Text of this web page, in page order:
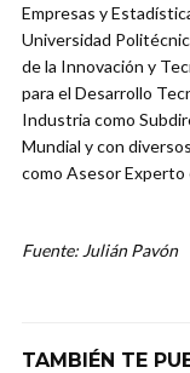
Empresas y
Universidad
de la Innovación y
para el Desarrollo
Industria como
Mundial y con
como Asesor Experto
Fuente: Julián Pavón
TAMBIÉN TE